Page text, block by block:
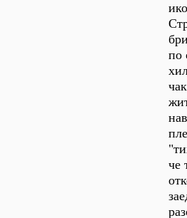
по
че